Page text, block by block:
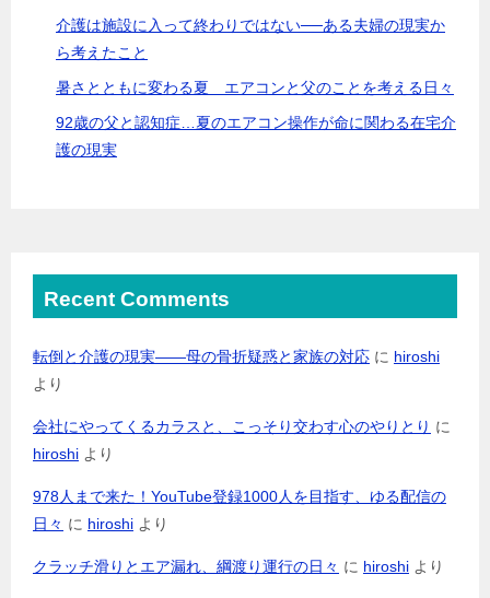
介護は施設に入って終わりではない──ある夫婦の現実か
ら考えたこと
暑さとともに変わる夏 エアコンと父のことを考える日々
92歳の父と認知症…夏のエアコン操作が命に関わる在宅介
護の現実
Recent Comments
転倒と介護の現実――母の骨折疑惑と家族の対応 に hiroshi
より
会社にやってくるカラスと、こっそり交わす心のやりとり に
hiroshi より
978人まで来た！YouTube登録1000人を目指す、ゆる配信の
日々 に hiroshi より
クラッチ滑りとエア漏れ、綱渡り運行の日々 に hiroshi より